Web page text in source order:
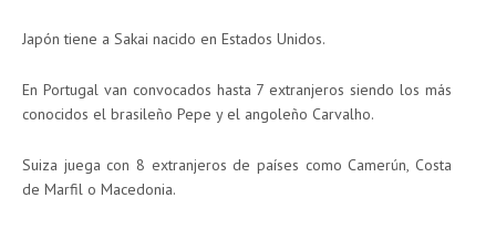
Japón tiene a Sakai nacido en Estados Unidos.
En Portugal van convocados hasta 7 extranjeros siendo los más
conocidos el brasileño Pepe y el angoleño Carvalho.
Suiza juega con 8 extranjeros de países como Camerún, Costa
de Marfil o Macedonia.